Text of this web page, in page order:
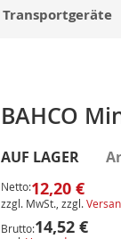
Transportgeräte
BAHCO
AUF LAGER
Netto:12,20 €
zzgl. MwSt., zzgl.
Brutto:14,52 €